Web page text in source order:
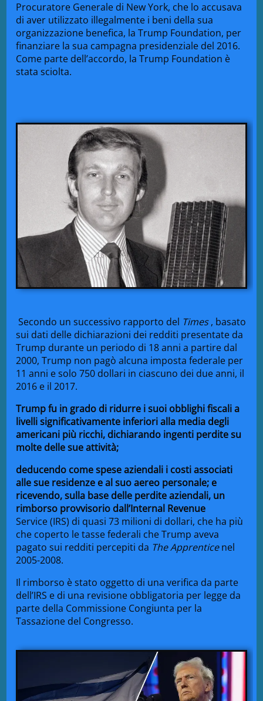
Procuratore Generale di New York, che lo accusava
di aver utilizzato illegalmente i beni della sua
organizzazione benefica, la Trump Foundation, per
finanziare la sua campagna presidenziale del 2016.
Come parte dell’accordo, la Trump Foundation è
stata sciolta.
Secondo un successivo rapporto del Times, basato
sui dati delle dichiarazioni dei redditi presentate da
Trump durante un periodo di 18 anni a partire dal
2000, Trump non pagò alcuna imposta federale per
11 anni e solo 750 dollari in ciascuno dei due anni, il
2016 e il 2017.
Trump fu in grado di ridurre i suoi obblighi fiscali a
livelli significativamente inferiori alla media degli
americani più ricchi, dichiarando ingenti perdite su
molte delle sue attività;
deducendo come spese aziendali i costi associati
alle sue residenze e al suo aereo personale; e
ricevendo, sulla base delle perdite aziendali, un
rimborso provvisorio dall’Internal Revenue
Service(IRS) di quasi 73 milioni di dollari, che ha più
che coperto le tasse federali che Trump aveva
pagato sui redditi percepiti da The Apprenticenel
2005-2008.
Il rimborso è stato oggetto di una verifica da parte
dell’IRS e di una revisione obbligatoria per legge da
parte della Commissione Congiunta per la
Tassazione del Congresso.